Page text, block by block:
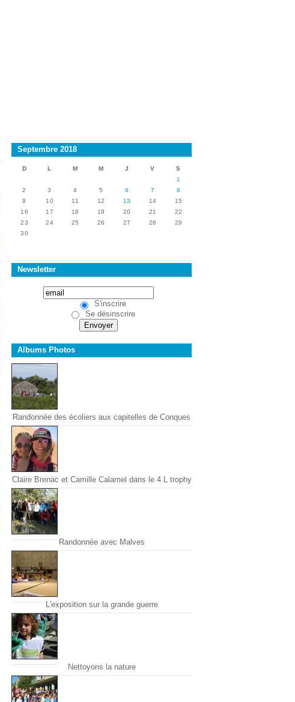
Septembre 2018
D L M M J V
S
1
2
3 4 5 6 7
8
9
10 11 12 13 14
15
16
17 18 19 20 21
22
23
24 25 26 27 28
29
30
Newsletter
S'inscrire
Se désinscrire
Albums Photos
Randonnée des écoliers aux capitelles de Conques
Claire Brenac et Camille Calamel dans le 4 L trophy
Randonnée avec Malves
L'exposition sur la grande guerre
Nettoyons la nature